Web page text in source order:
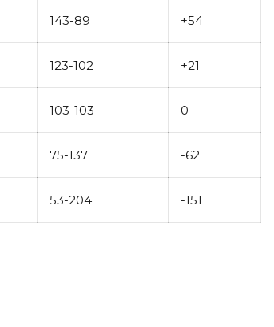
143-89 +54
123-102 +21
103-103 0
75-137 -62
53-204 -151